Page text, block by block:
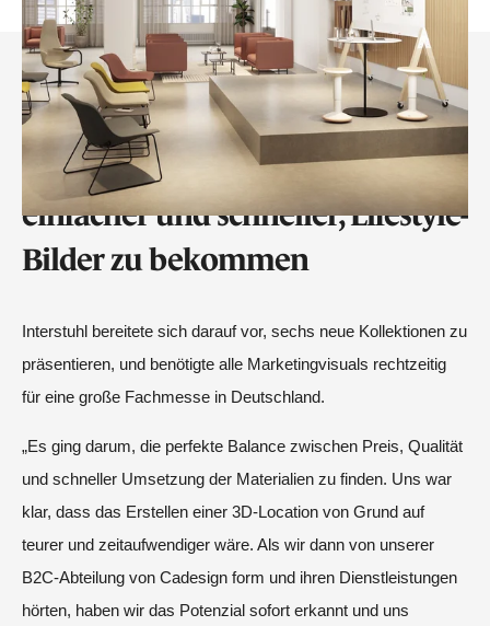
Die Lösung
Location Library macht es
einfacher und schneller, Lifestyle-
Bilder zu bekommen
Interstuhl bereitete sich darauf vor, sechs neue Kollektionen zu
präsentieren, und benötigte alle Marketingvisuals rechtzeitig
für eine große Fachmesse in Deutschland.
„Es ging darum, die perfekte Balance zwischen Preis, Qualität
und schneller Umsetzung der Materialien zu finden. Uns war
klar, dass das Erstellen einer 3D-Location von Grund auf
teurer und zeitaufwendiger wäre. Als wir dann von unserer
B2C-Abteilung von Cadesign form und ihren Dienstleistungen
hörten, haben wir das Potenzial sofort erkannt und uns